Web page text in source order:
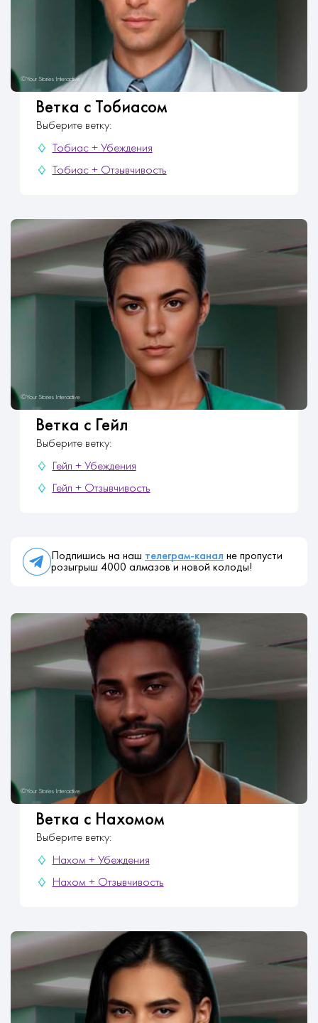
!Ваш путь никак не сказывается на отношениях с
выбранным фаворитом!
На данный момент история не окончена, возможны
правки гайдов по мере выхода новых серий
Ветка с Тобиасом
Выберите ветку:
Тобиас + Убеждения
Тобиас + Отзывчивость
Ветка с Гейл
Выберите ветку:
Гейл + Убеждения
Гейл + Отзывчивость
Подпишись на наш телеграм-канал не пропусти
розыгрыш 4000 алмазов и новой колоды!
Ветка с Нахомом
Выберите ветку:
Нахом + Убеждения
Нахом + Отзывчивость